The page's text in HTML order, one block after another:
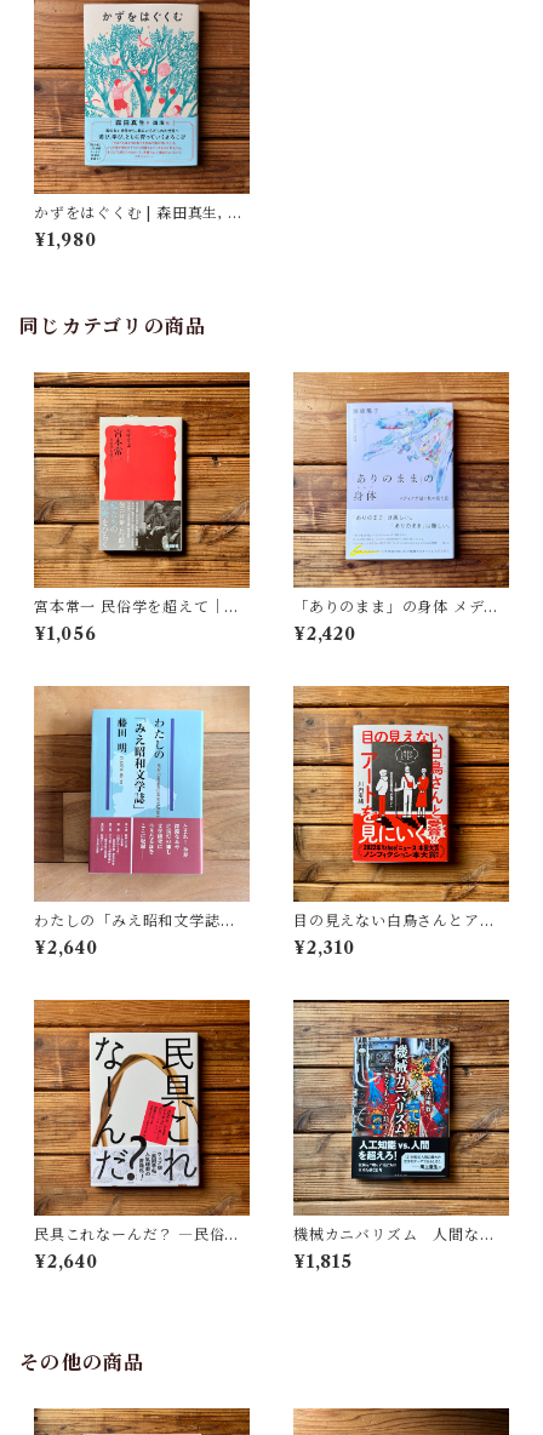
かずをはぐくむ | 森田真生, 西
淑(絵)
¥1,980
同じカテゴリの商品
宮本常一 民俗学を超えて｜木
村 哲也
¥1,056
「ありのまま」の身体 メディ
アが描く私の見た目 | 藤嶋 陽
子(著)
¥2,420
わたしの「みえ昭和文学誌」 |
藤田 明
¥2,640
目の見えない白鳥さんとアー
トを見にいく | 川内 有緒
¥2,310
民具これなーんだ？ ―民俗学
者・宮本常一が美術大学に遺
した民具コレクション | 加藤幸
¥2,640
機械カニバリズム 人間なき
あとの人類学へ｜久保 明教
¥1,815
その他の商品